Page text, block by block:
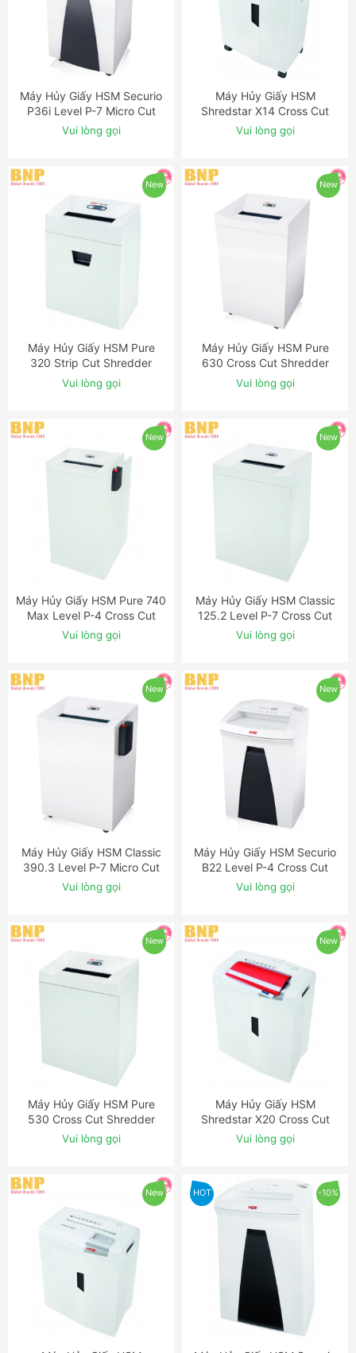
ĐẶT NGAY
Máy Hủy Giấy HSM Securio
P36i Level P-7 Micro Cut
Shredder with OMDD Slot
Vui lòng gọi
ĐẶT NGAY
Máy Hủy Giấy HSM
Shredstar X14 Cross Cut
Shredder
Vui lòng gọi
New
ĐẶT NGAY
Máy Hủy Giấy HSM Pure
320 Strip Cut Shredder
Vui lòng gọi
New
ĐẶT NGAY
Máy Hủy Giấy HSM Pure
630 Cross Cut Shredder
Vui lòng gọi
New
ĐẶT NGAY
Máy Hủy Giấy HSM Pure 740
Max Level P-4 Cross Cut
Shredder
Vui lòng gọi
New
ĐẶT NGAY
Máy Hủy Giấy HSM Classic
125.2 Level P-7 Cross Cut
Shredder with Automatic
Oiler
Vui lòng gọi
New
ĐẶT NGAY
Máy Hủy Giấy HSM Classic
390.3 Level P-7 Micro Cut
Shredder with Automatic
Oiler
Vui lòng gọi
New
ĐẶT NGAY
Máy Hủy Giấy HSM Securio
B22 Level P-4 Cross Cut
Shredder
Vui lòng gọi
New
ĐẶT NGAY
Máy Hủy Giấy HSM Pure
530 Cross Cut Shredder
Vui lòng gọi
New
ĐẶT NGAY
Máy Hủy Giấy HSM
Shredstar X20 Cross Cut
Shredder
Vui lòng gọi
New HOT -10%